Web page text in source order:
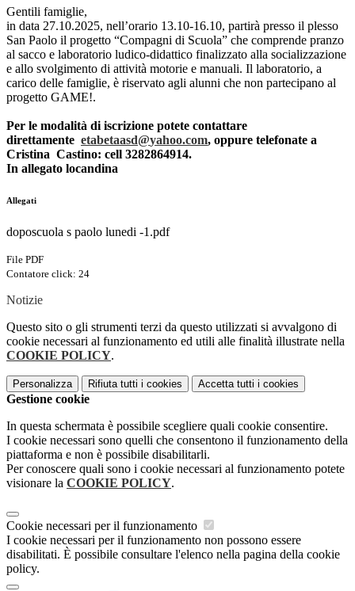
Gentili famiglie,
in data 27.10.2025, nell’orario 13.10-16.10, partirà presso il plesso
San Paolo il progetto “Compagni di Scuola” che comprende pranzo
al sacco e laboratorio ludico-didattico finalizzato alla socializzazione
e allo svolgimento di attività motorie e manuali. Il laboratorio, a
carico delle famiglie, è riservato agli alunni che non partecipano al
progetto GAME!.
Per le modalità di iscrizione potete contattare
direttamente etabetaasd@yahoo.com, oppure telefonate a
Cristina Castino: cell 3282864914.
In allegato locandina
Allegati
doposcuola s paolo lunedi -1.pdf
File PDF
Contatore click: 24
Notizie
Questo sito o gli strumenti terzi da questo utilizzati si avvalgono di
cookie necessari al funzionamento ed utili alle finalità illustrate nella
COOKIE POLICY.
Personalizza Rifiuta tutti i cookies Accetta tutti i cookies
Gestione cookie
In questa schermata è possibile scegliere quali cookie consentire.
I cookie necessari sono quelli che consentono il funzionamento della
piattaforma e non è possibile disabilitarli.
Per conoscere quali sono i cookie necessari al funzionamento potete
visionare la COOKIE POLICY.
Cookie necessari per il funzionamento
I cookie necessari per il funzionamento non possono essere
disabilitati. È possibile consultare l'elenco nella pagina della cookie
policy.